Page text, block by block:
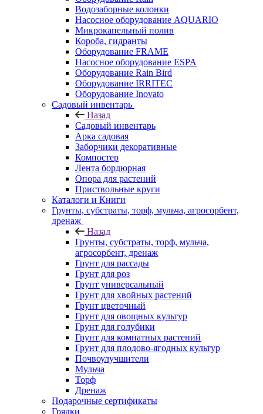
Водозаборные колонки
Насосное оборудование AQUARIO
Микрокапельный полив
Короба, гидранты
Оборудование FRAME
Насосное оборудование ESPA
Оборудование Rain Bird
Оборудование IRRITEC
Оборудование Inovato
Садовый инвентарь
Назад
Садовый инвентарь
Арка садовая
Заборчики декоративные
Компостер
Лента бордюрная
Опора для растений
Приствольные круги
Каталоги и Книги
Грунты, субстраты, торф, мульча, агросорбент,
дренаж
Назад
Грунты, субстраты, торф, мульча,
агросорбент, дренаж
Грунт для рассады
Грунт для роз
Грунт универсальный
Грунт для хвойных растений
Грунт цветочный
Грунт для овощных культур
Грунт для голубики
Грунт для комнатных растений
Грунт для плодово-ягодных культур
Почвоулучшители
Мульча
Торф
Дренаж
Подарочные сертификаты
Грядки